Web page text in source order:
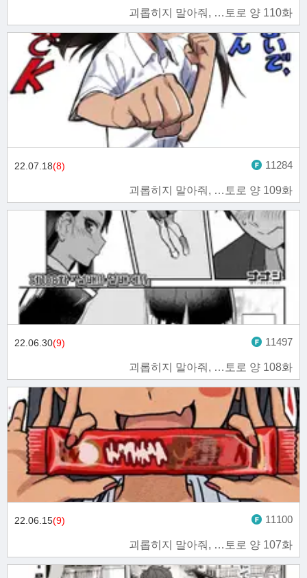
괴롭히지 말아줘, …토로 양 110화
괴롭히지 말아줘, …토로 양 109화
22.07.18(8) 11284
괴롭히지 말아줘, …토로 양 108화
22.06.30(9) 11497
괴롭히지 말아줘, …토로 양 107화
22.06.15(9) 11100